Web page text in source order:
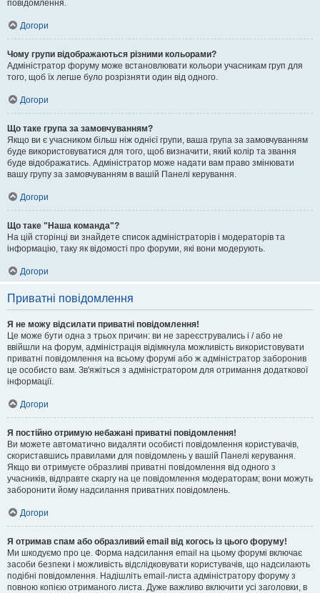
повідомлення.
Догори
Чому групи відображаються різними кольорами?
Адміністратор форуму може встановлювати кольори учасникам груп для
того, щоб їх легше було розрізняти один від одного.
Догори
Що таке група за замовчуванням?
Якщо ви є учасником більш ніж однієї групи, ваша група за замовчуванням
буде використовуватися для того, щоб визначити, який колір та звання
буде відображатись. Адміністратор може надати вам право змінювати
вашу групу за замовчуванням в вашій Панелі керування.
Догори
Що таке "Наша команда"?
На цій сторінці ви знайдете список адміністраторів і модераторів та
інформацію, таку як відомості про форуми, які вони модерують.
Догори
Приватні повідомлення
Я не можу відсилати приватні повідомлення!
Це може бути одна з трьох причин: ви не зареєструвались і / або не
ввійшли на форум, адміністрація відімкнула можливість використовувати
приватні повідомлення на всьому форумі або ж адміністратор заборонив
це особисто вам. Зв'яжіться з адміністратором для отримання додаткової
інформації.
Догори
Я постійно отримую небажані приватні повідомлення!
Ви можете автоматично видаляти особисті повідомлення користувачів,
скориставшись правилами для повідомлень у вашій Панелі керування.
Якщо ви отримуєте образливі приватні повідомлення від одного з
учасників, відправте скаргу на це повідомлення модераторам; вони можуть
заборонити йому надсилання приватних повідомлень.
Догори
Я отримав спам або образливий email від когось із цього форуму!
Ми шкодуємо про це. Форма надсилання email на цьому форумі включає
засоби безпеки і можливість відслідковувати користувачів, що надсилають
подібні повідомлення. Надішліть email-листа адміністратору форуму з
повною копією отриманого листа. Дуже важливо включити усі заголовки, в